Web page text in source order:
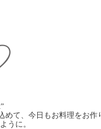
て、今日もお料理をお作
うに。